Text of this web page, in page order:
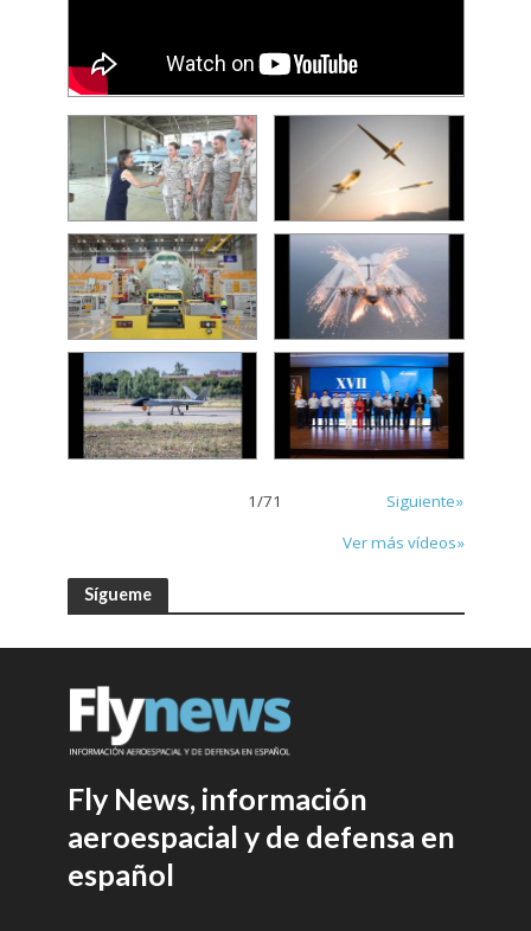
1/71
Siguiente»
Ver más vídeos»
Sígueme
Fly News, información
aeroespacial y de defensa en
español